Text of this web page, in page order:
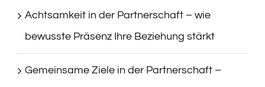
Achtsamkeit in der Partnerschaft – wie
bewusste Präsenz Ihre Beziehung stärkt
Gemeinsame Ziele in der Partnerschaft –